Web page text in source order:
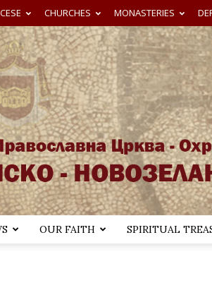
CHURCHES MONASTERIES
OUR FAITH SPIRITUAL